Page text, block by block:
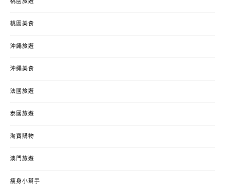
桃園旅遊
桃園美食
沖繩旅遊
沖繩美食
法國旅遊
泰國旅遊
淘寶購物
澳門旅遊
瘦身小幫手